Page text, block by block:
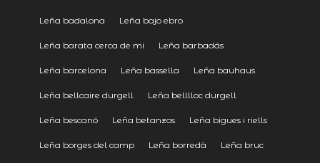
Leña badalona Leña bajo ebro
Leña barata cerca de mi Leña barbadás
Leña barcelona Leña bassella Leña bauhaus
Leña bellcaire durgell Leña belllloc durgell
Leña bescanó Leña betanzos Leña bigues i riells
Leña borges del camp Leña borredà Leña bruc